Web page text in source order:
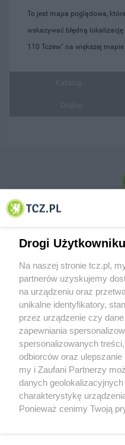
To jest mapa poglądowa,
wskazywać błędną
110 Tczew" na większej mapie
© 2001-2026 Tczew - TCZ.PL Sp. z
O FIRMIE POLITYKA
REKLAMA WSPÓŁPRACA
Aktualności
Tcz24
Drogi
Na naszej stronie tcz.pl,
partnerów uzyskujemy
na urządzeniu oraz
unikalne identyfikatory,
przez urządzenie czy
zapewniania
spersonalizowanych
odbiorców oraz ulepszanie
my i Zaufani Partnerzy
danych
charakterystykę
Ponieważ cenimy Twoją